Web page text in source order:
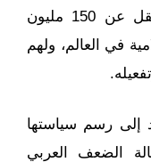
ومن ناحية ثالثة فإن هناك ما لا يقل عن 150 مليون
في العالم، ولهم
إلى رسم سياستها
الضعف العربي